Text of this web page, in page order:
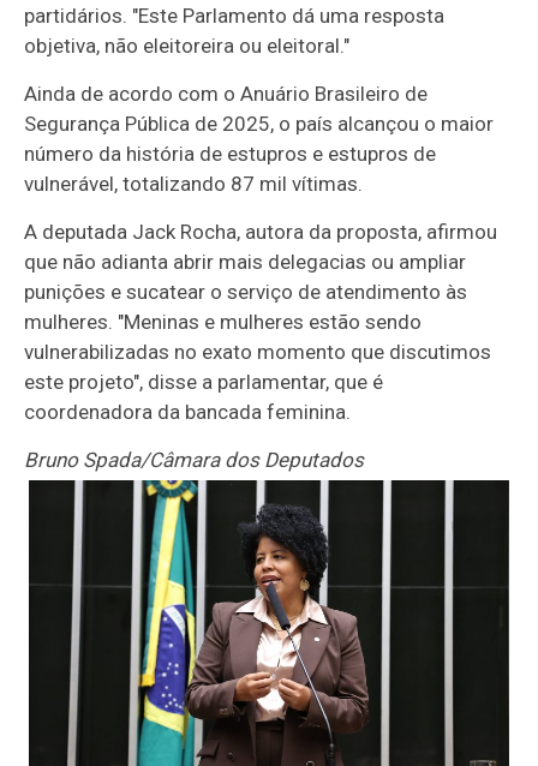
partidários. "Este Parlamento dá uma resposta
objetiva, não eleitoreira ou eleitoral."
Ainda de acordo com o Anuário Brasileiro de
Segurança Pública de 2025, o país alcançou o maior
número da história de estupros e estupros de
vulnerável, totalizando 87 mil vítimas.
A deputada Jack Rocha, autora da proposta, afirmou
que não adianta abrir mais delegacias ou ampliar
punições e sucatear o serviço de atendimento às
mulheres. "Meninas e mulheres estão sendo
vulnerabilizadas no exato momento que discutimos
este projeto", disse a parlamentar, que é
coordenadora da bancada feminina.
Bruno Spada/Câmara dos Deputados